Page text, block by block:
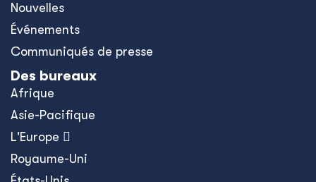
Nouvelles
Événements
Communiqués de presse
Des bureaux
Afrique
Asie-Pacifique
L'Europe 
Royaume-Uni